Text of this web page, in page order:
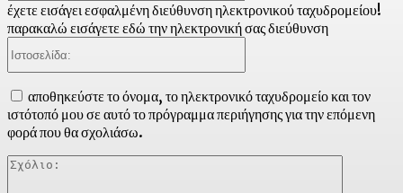
έχετε εισάγει εσφαλμένη διεύθυνση ηλεκτρονικού ταχυδρομείου!
παρακαλώ εισάγετε εδώ την ηλεκτρονική σας διεύθυνση
αποθηκεύστε το όνομα, το ηλεκτρονικό ταχυδρομείο και τον
ιστότοπό μου σε αυτό το πρόγραμμα περιήγησης για την επόμενη
φορά που θα σχολιάσω.